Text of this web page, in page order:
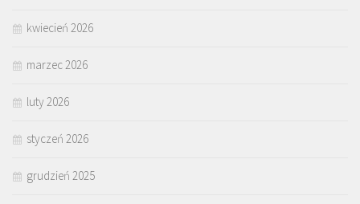
kwiecień 2026
marzec 2026
luty 2026
styczeń 2026
grudzień 2025